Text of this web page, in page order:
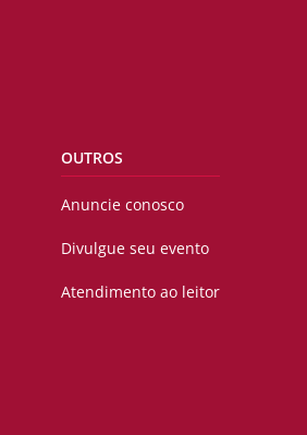
OUTROS
Anuncie conosco
Divulgue seu evento
Atendimento ao leitor